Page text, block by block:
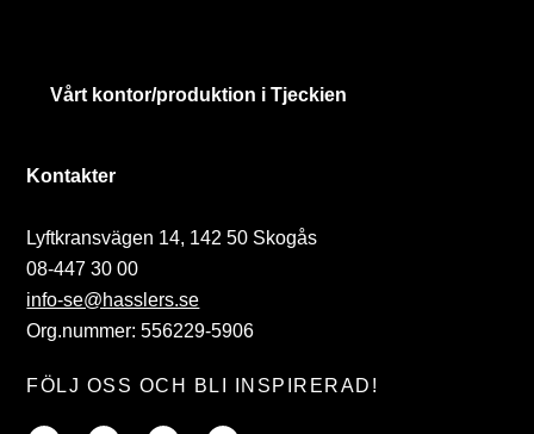
Vårt kontor/produktion i Tjeckien
Kontakter
Lyftkransvägen 14, 142 50 Skogås
08-447 30 00
info-se@hasslers.se
Org.nummer: 556229-5906
FÖLJ OSS OCH BLI INSPIRERAD!